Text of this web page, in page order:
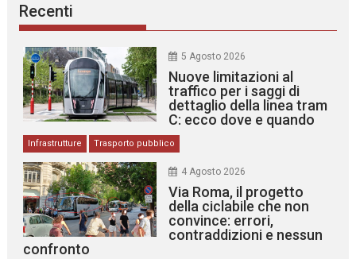
Recenti
5 Agosto 2026
Nuove limitazioni al
traffico per i saggi di
dettaglio della linea tram
C: ecco dove e quando
Infrastrutture Trasporto pubblico
4 Agosto 2026
Via Roma, il progetto
della ciclabile che non
convince: errori,
contraddizioni e nessun
confronto